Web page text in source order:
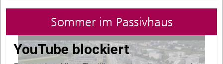
Sommer im Passivhaus